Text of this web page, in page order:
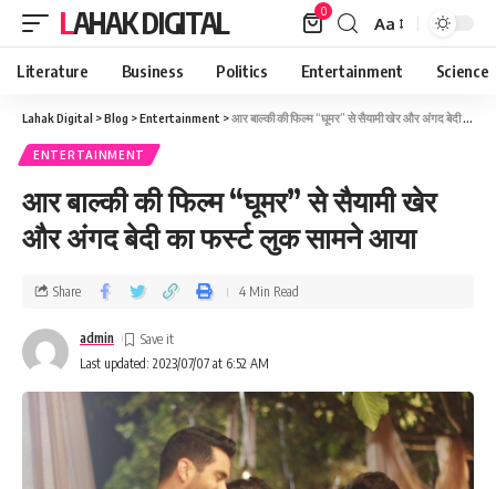
LAHAK DIGITAL 0
Aa
Literature Business Politics Entertainment Science
Lahak Digital >Blog >Entertainment >आर बाल्की की फिल्म “घूमर” से सैयामी खेर और अंगद बेदी का फर्स्ट लुक सामने आया
ENTERTAINMENT
आर बाल्की की फिल्म “घूमर” से सैयामी खेर
और अंगद बेदी का फर्स्ट लुक सामने आया
Last updated: 2023/07/07 at 6:52 AM
admin
Share 4 Min Read